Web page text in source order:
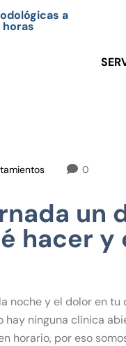
a
horas
0
un
hacer
noche y el dolor en
ninguna clínica
horario, por eso